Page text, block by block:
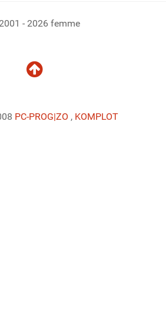
- 2026 femme
PC-PROG|ZO , KOMPLOT